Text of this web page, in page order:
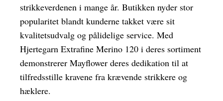
strikkeverdenen i mange år. Butikken nyder stor
popularitet blandt kunderne takket være sit
kvalitetsudvalg og pålidelige service. Med
Hjertegarn Extrafine Merino 120 i deres sortiment
demonstrerer Mayflower deres dedikation til at
tilfredsstille kravene fra krævende strikkere og
hæklere.